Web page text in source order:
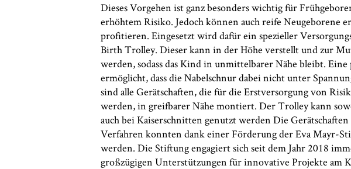
Dieses Vorgehen ist ganz besonders wichtig für
erhöhtem Risiko. Jedoch können auch reife Neugeborene
profitieren. Eingesetzt wird dafür ein spezieller
Birth Trolley. Dieser kann in der Höhe verstellt und zur
werden, sodass das Kind in unmittelbarer Nähe bleibt. Eine
ermöglicht, dass die Nabelschnur dabei nicht unter
sind alle Gerätschaften, die für die Erstversorgung von
werden, in greifbarer Nähe montiert. Der Trolley kann
auch bei Kaiserschnitten genutzt werden Die Gerätschaften
Verfahren konnten dank einer Förderung der Eva Mayr-
werden. Die Stiftung engagiert sich seit dem Jahr 2018
großzügigen Unterstützungen für innovative Projekte am